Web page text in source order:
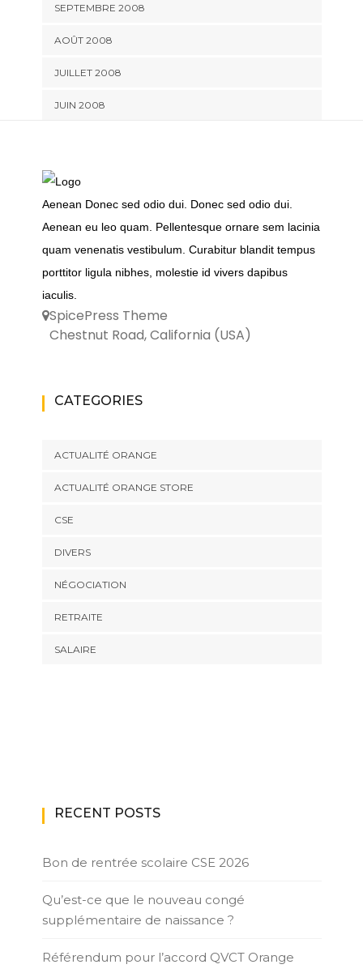
SEPTEMBRE 2008
AOÛT 2008
JUILLET 2008
JUIN 2008
Aenean Donec sed odio dui. Donec sed odio dui.
Aenean eu leo quam. Pellentesque ornare sem lacinia
quam venenatis vestibulum. Curabitur blandit tempus
porttitor ligula nibhes, molestie id vivers dapibus
iaculis.
SpicePress Theme
Chestnut Road, California (USA)
CATEGORIES
ACTUALITÉ ORANGE
ACTUALITÉ ORANGE STORE
CSE
DIVERS
NÉGOCIATION
RETRAITE
SALAIRE
RECENT POSTS
Bon de rentrée scolaire CSE 2026
Qu’est-ce que le nouveau congé
supplémentaire de naissance ?
Référendum pour l’accord QVCT Orange